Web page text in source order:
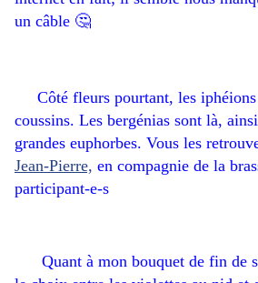
un câble 🤔
Côté fleurs pourtant, les iphéions
coussins. Les bergénias sont là,
grandes euphorbes. Vous les
Jean-Pierre, en compagnie de la
participant-e-s
Quant à mon bouquet de fin de